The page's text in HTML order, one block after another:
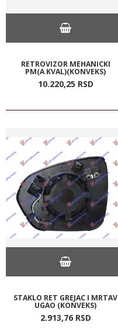
RETROVIZOR MEHANICKI
PM(A KVAL)(KONVEKS)
10.220,25 RSD
STAKLO RET GREJAC I MRTAV
UGAO (KONVEKS)
2.913,76 RSD